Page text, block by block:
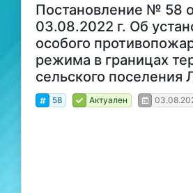
Постановление № 58
03.08.2022 г. Об
особого
режима в границах
сельского поселения
58 Актуален